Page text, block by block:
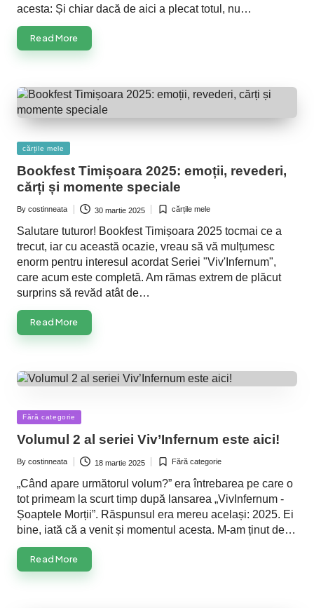
acesta: Și chiar dacă de aici a plecat totul, nu…
Read More
Posted
cărțile mele
Bookfest Timișoara 2025: emoții, revederi,
cărți și momente speciale
Posted
By costinneata 30 martie 2025
Postedcărțile mele
Salutare tuturor! Bookfest Timișoara 2025 tocmai ce a
trecut, iar cu această ocazie, vreau să vă mulțumesc
enorm pentru interesul acordat Seriei "Viv'Infernum",
care acum este completă. Am rămas extrem de plăcut
surprins să revăd atât de…
Read More
Posted
in
Fără categorie
Volumul 2 al seriei Viv’Infernum este aici!
Posted
By costinneata 18 martie 2025
PostedFără categorie
„Când apare următorul volum?” era întrebarea pe care o
tot primeam la scurt timp după lansarea „VivInfernum -
Șoaptele Morții”. Răspunsul era mereu același: 2025. Ei
bine, iată că a venit și momentul acesta. M-am ținut de…
Read More